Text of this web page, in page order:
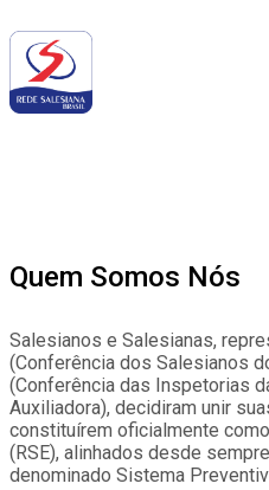
Quem Somos Nós
Salesianos e Salesianas,
(Conferência dos Salesianos
(Conferência das Inspetorias
Auxiliadora), decidiram unir
constituírem oficialmente
(RSE), alinhados desde
denominado Sistema